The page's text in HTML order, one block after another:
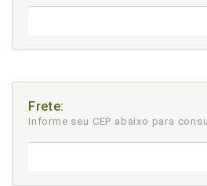
Frete:
Informe seu CEP abaixo para